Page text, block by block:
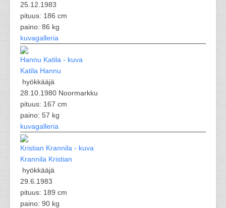
25.12.1983
pituus: 186 cm
paino: 86 kg
kuvagalleria
Katila Hannu
hyökkääjä
28.10.1980 Noormarkku
pituus: 167 cm
paino: 57 kg
kuvagalleria
Krannila Kristian
hyökkääjä
29.6.1983
pituus: 189 cm
paino: 90 kg